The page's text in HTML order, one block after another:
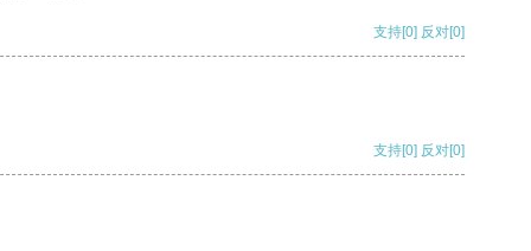
支持[0] 反对[0]
支持[0] 反对[0]